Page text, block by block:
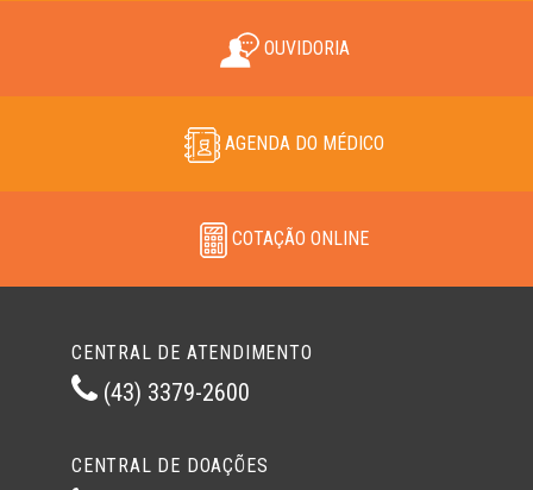
OUVIDORIA
AGENDA DO MÉDICO
COTAÇÃO ONLINE
CENTRAL DE ATENDIMENTO
(43) 3379-2600
CENTRAL DE DOAÇÕES